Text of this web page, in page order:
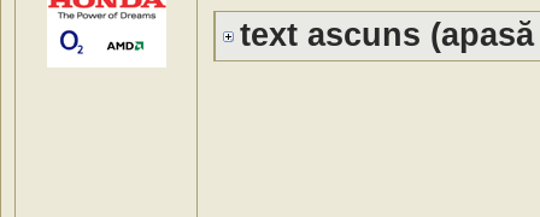
text ascuns